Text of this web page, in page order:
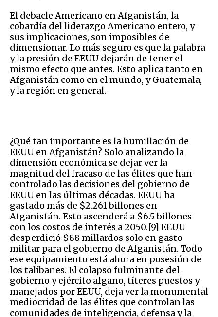
El debacle Americano en Afganistán, la
cobardía del liderazgo Americano entero, y
sus implicaciones, son imposibles de
dimensionar. Lo más seguro es que la palabra
y la presión de EEUU dejarán de tener el
mismo efecto que antes. Esto aplica tanto en
Afganistán como en el mundo, y Guatemala,
y la región en general.
¿Qué tan importante es la humillación de
EEUU en Afganistán? Solo analizando la
dimensión económica se dejar ver la
magnitud del fracaso de las élites que han
controlado las decisiones del gobierno de
EEUU en las últimas décadas. EEUU ha
gastado más de $2.261 billones en
Afganistán. Esto ascenderá a $6.5 billones
con los costos de interés a 2050.[9] EEUU
desperdició $88 millardos solo en gasto
militar para el gobierno de Afganistán. Todo
ese equipamiento está ahora en posesión de
los talibanes. El colapso fulminante del
gobierno y ejército afgano, títeres puestos y
manejados por EEUU, deja ver la monumental
mediocridad de las élites que controlan las
comunidades de inteligencia, defensa y la